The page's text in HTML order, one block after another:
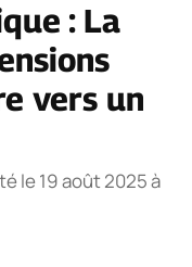
: La
vers un
le 19 août 2025 à